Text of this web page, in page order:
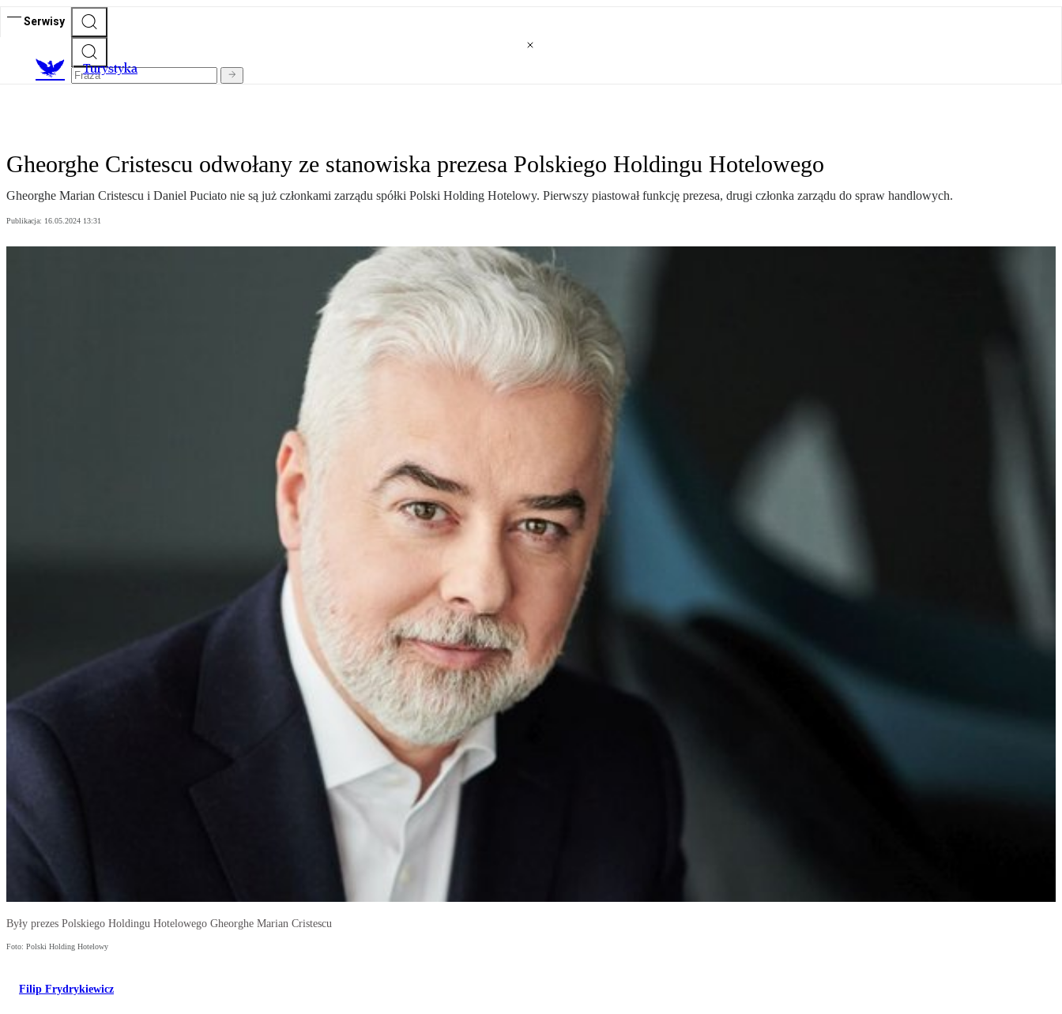
Serwisy
Turystyka
Gheorghe Cristescu odwołany ze stanowiska prezesa Polskiego Holdingu Hotelowego
Gheorghe Marian Cristescu i Daniel Puciato nie są już członkami zarządu spółki Polski Holding Hotelowy. Pierwszy piastował funkcję prezesa, drugi członka zarządu do spraw handlowych.
Publikacja: 16.05.2024 13:31
Były prezes Polskiego Holdingu Hotelowego Gheorghe Marian Cristescu
Foto: Polski Holding Hotelowy
Filip Frydrykiewicz